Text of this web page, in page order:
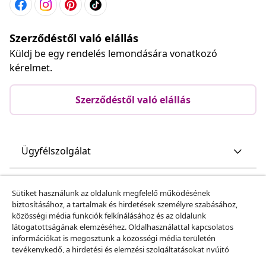
Szerződéstől való elállás
Küldj be egy rendelés lemondására vonatkozó
kérelmet.
Szerződéstől való elállás
Ügyfélszolgálat
vidaXL
Sütiket használunk az oldalunk megfelelő működésének
biztosításához, a tartalmak és hirdetések személyre szabásához,
közösségi média funkciók felkínálásához és az oldalunk
látogatottságának elemzéséhez. Oldalhasználattal kapcsolatos
információkat is megosztunk a közösségi média területén
tevékenykedő, a hirdetési és elemzési szolgáltatásokat nyújtó